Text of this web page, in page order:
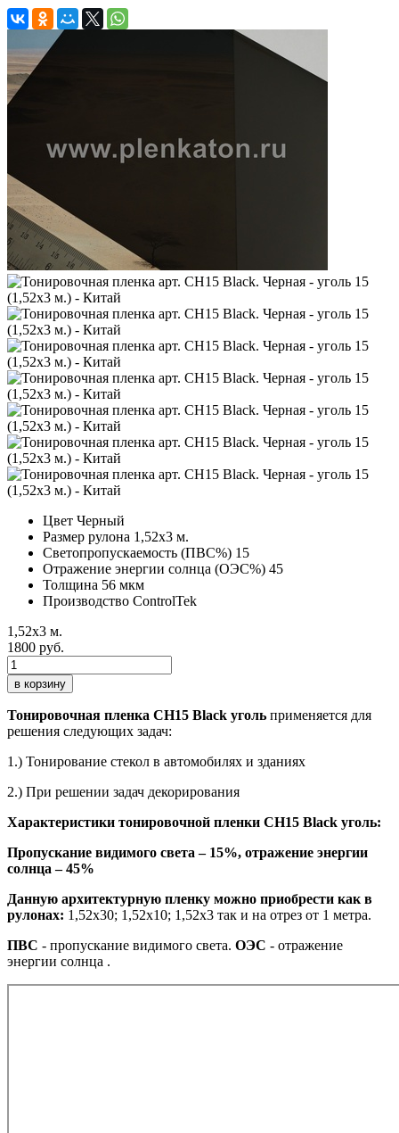
Цвет Черный
Размер рулона 1,52х3 м.
Светопропускаемость (ПВС%) 15
Отражение энергии солнца (ОЭС%) 45
Толщина 56 мкм
Производство ControlTek
1,52х3 м.
1800 руб.
в корзину
Тонировочная пленка CH15 Black уголь применяется для
решения следующих задач:
1.) Тонирование стекол в автомобилях и зданиях
2.) При решении задач декорирования
Характеристики тонировочной пленки CH15 Black уголь:
Пропускание видимого света – 15%, отражение энергии
солнца – 45%
Данную архитектурную пленку можно приобрести как в
рулонах: 1,52х30; 1,52х10; 1,52х3 так и на отрез от 1 метра.
ПВС - пропускание видимого света. ОЭС - отражение
энергии солнца .